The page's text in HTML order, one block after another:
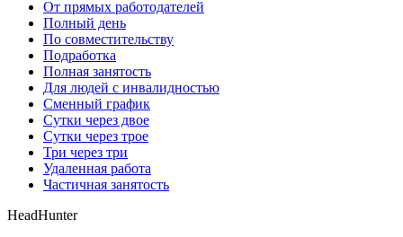
От прямых работодателей
Полный день
По совместительству
Подработка
Полная занятость
Для людей с инвалидностью
Сменный график
Сутки через двое
Сутки через трое
Три через три
Удаленная работа
Частичная занятость
HeadHunter